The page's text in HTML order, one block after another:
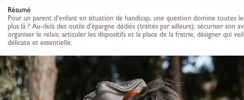
Résumé
Pour un parent d'enfant en situation de handicap, une question domine toutes
plus là ? Au-delà des outils d'épargne dédiés (traités par ailleurs), sécuriser son
organiser le relais, articuler les dispositifs et la place de la fratrie, désigner qui
délicate et essentielle.